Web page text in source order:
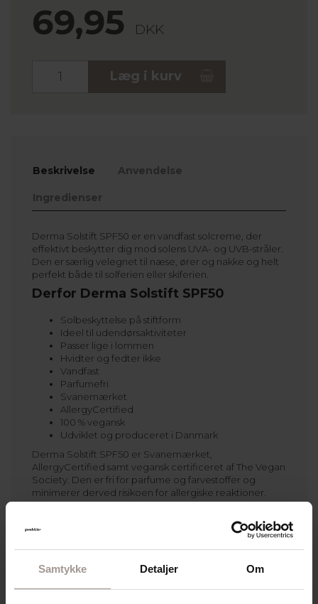
Samtykke Detaljer Om
69,95 DKK
Læg i kurv
Beskrivelse Anvendelse
Ingredienser
Derma Solstift SPF50 er en vandfast solcreme, der
effektivt beskytter dig mod solens UVA- og UVB-stråler.
Den er særlig velegnet til næse, ører og nakke og helt
perfekt både til solferien eller skiferien.
Derfor Derma Solstift SPF50
Solbeskyttelse på stiftform
Ideel til udendørsaktiviteter
Passer lige i lommen
Hvidter og fedter ikke
Vandfast
Parfumefri
Svanemærket
AllergyCertified
100 % vegansk
Udviklet og produceret i Danmark
Derma Solstift SPF50 er Svanemærket,
AllergyCertified samt vegansk certificeret af The Vegan
Society. Den er fri for parfume og farvestoffer og
minimerer derved risikoen for allergiske reaktioner.
Solstiften er vurderet til ’A-kolbe’ i Kemiluppen fra
, så du kan
vælge den rette solbeskyttelse til din hud.